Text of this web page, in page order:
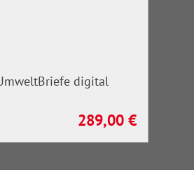
digital
Regulärer Preis:
289,00 €